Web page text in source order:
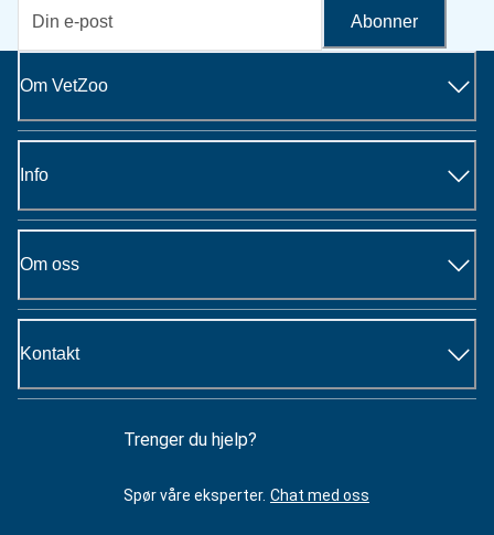
Abonner
Om VetZoo
Info
Om oss
Kontakt
Trenger du hjelp?
Spør våre eksperter. Chat med oss